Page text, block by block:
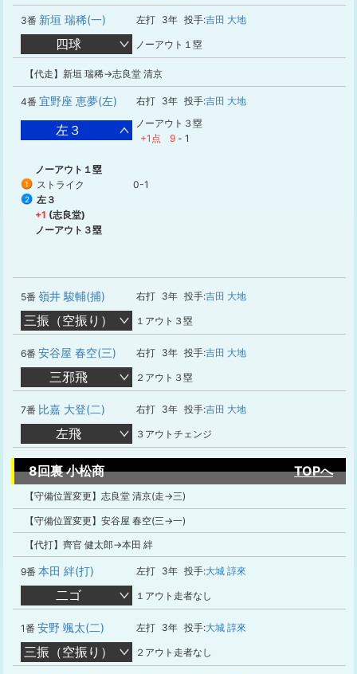
3番 新垣 瑞稀(一) 左打 3年 投手:吉田 大地
四球 ノーアウト１塁
【代走】新垣 瑞稀→志良堂 清京
4番 宜野座 恵夢(左) 右打 3年 投手:吉田 大地
左３
ノーアウト３塁
+1点
9 - 1
ノーアウト１塁
1 ストライク 0-1
2
左３
+1 (志良堂)
ノーアウト３塁
5番 嶺井 駿輔(捕) 右打 3年 投手:吉田 大地
三振（空振り） １アウト３塁
6番 安谷屋 春空(三) 右打 3年 投手:吉田 大地
三邪飛 ２アウト３塁
7番 比嘉 大登(二) 右打 3年 投手:吉田 大地
左飛 ３アウトチェンジ
8回裏 小松商 TOPへ
【守備位置変更】志良堂 清京(走→三)
【守備位置変更】安谷屋 春空(三→一)
【代打】齊官 健太郎→本田 絆
9番 本田 絆(打) 左打 3年 投手:大城 諄來
二ゴ １アウト走者なし
1番 安野 颯太(二) 左打 3年 投手:大城 諄來
三振（空振り） ２アウト走者なし